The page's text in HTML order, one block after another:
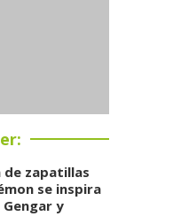
de zapatillas
se inspira
Gengar y